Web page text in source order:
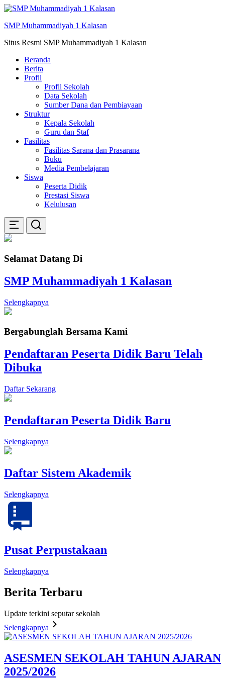
Skip
konten
SMP Muhammadiyah 1 Kalasan
Situs Resmi SMP Muhammadiyah 1 Kalasan
Beranda
Berita
Profil
Profil Sekolah
Data Sekolah
Sumber Dana dan Pembiayaan
Struktur
Kepala Sekolah
Guru dan Staf
Fasilitas
Fasilitas Sarana dan Prasarana
Buku
Media Pembelajaran
Siswa
Peserta Didik
Prestasi Siswa
Kelulusan
Selamat Datang Di
SMP Muhammadiyah 1 Kalasan
Selengkapnya
Bergabunglah Bersama Kami
Pendaftaran Peserta Didik Baru Telah
Dibuka
Daftar Sekarang
Pendaftaran Peserta Didik Baru
Selengkapnya
Daftar Sistem Akademik
Selengkapnya
Pusat Perpustakaan
Selengkapnya
Berita Terbaru
Update terkini seputar sekolah
Selengkapnya
ASESMEN SEKOLAH TAHUN AJARAN
2025/2026